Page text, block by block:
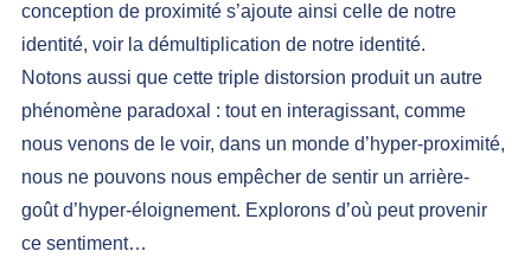
conception de proximité s’ajoute ainsi celle de notre
identité, voir la démultiplication de notre identité.
Notons aussi que cette triple distorsion produit un autre
phénomène paradoxal : tout en interagissant, comme
nous venons de le voir, dans un monde d’hyper-proximité,
nous ne pouvons nous empêcher de sentir un arrière-
goût d’hyper-éloignement. Explorons d’où peut provenir
ce sentiment…